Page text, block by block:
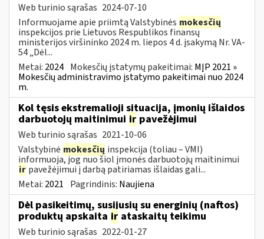
Web turinio sąrašas 2024-07-10
Informuojame apie priimtą Valstybinės mokesčių
inspekcijos prie Lietuvos Respublikos finansų
ministerijos viršininko 2024 m. liepos 4 d. įsakymą Nr. VA-
54 „Dėl...
Metai: 2024 Mokesčių įstatymų pakeitimai: MĮP 2021 »
Mokesčių administravimo įstatymo pakeitimai nuo 2024
m.
Kol tęsis ekstremalioji situacija, įmonių išlaidos
darbuotojų maitinimui ir pavežėjimui
Web turinio sąrašas 2021-10-06
Valstybinė mokesčių inspekcija (toliau – VMI)
informuoja, jog nuo šiol įmonės darbuotojų maitinimui
ir pavežėjimui į darbą patiriamas išlaidas gali...
Metai: 2021 Pagrindinis: Naujiena
Dėl pasikeitimų, susijusių su energinių (naftos)
produktų apskaita ir ataskaitų teikimu
Web turinio sąrašas 2022-01-27